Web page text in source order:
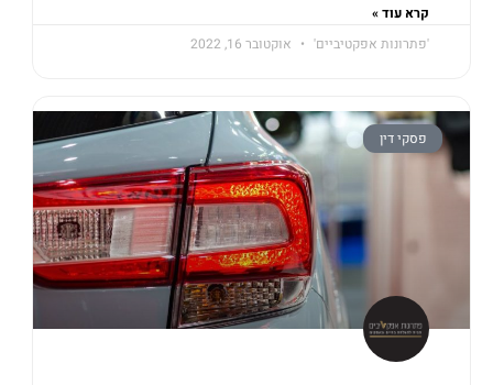
קרא עוד »
'פתרונות אפקטיביים'
אוקטובר 16, 2022
פסקי דין